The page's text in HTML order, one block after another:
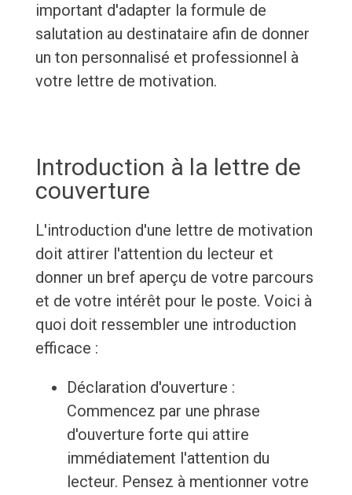
important d'adapter la formule de
salutation au destinataire afin de donner
un ton personnalisé et professionnel à
votre lettre de motivation.
Introduction à la lettre de
couverture
L'introduction d'une lettre de motivation
doit attirer l'attention du lecteur et
donner un bref aperçu de votre parcours
et de votre intérêt pour le poste. Voici à
quoi doit ressembler une introduction
efficace :
Déclaration d'ouverture :
Commencez par une phrase
d'ouverture forte qui attire
immédiatement l'attention du
lecteur. Pensez à mentionner votre